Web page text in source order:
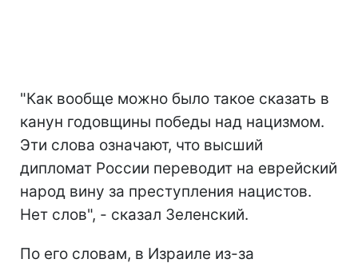
"Как вообще можно было такое сказать в
канун годовщины победы над нацизмом.
Эти слова означают, что высший
дипломат России переводит на еврейский
народ вину за преступления нацистов.
Нет слов", - сказал Зеленский.
По его словам, в Израиле из-за